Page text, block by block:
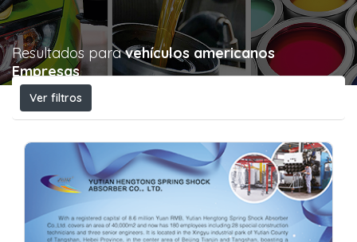
Resultados paravehículos americanos
Empresas
Ver filtros